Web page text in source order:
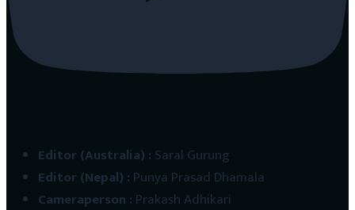
Editor (Australia) : Saral Gurung
Editor (Nepal) : Punya Prasad Dhamala
Cameraperson : Prakash Adhikari